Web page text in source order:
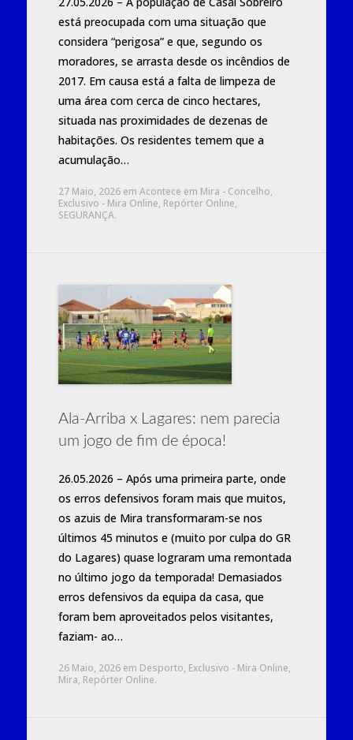
está preocupada com uma situação que
considera “perigosa” e que, segundo os
moradores, se arrasta desde os incêndios de
2017. Em causa está a falta de limpeza de
uma área com cerca de cinco hectares,
situada nas proximidades de dezenas de
habitações. Os residentes temem que a
acumulação…
27 Maio, 2026em Acontece em Mira - Concelho,
Exclusivo - Mira Online, Repórter Online,
SEGURANÇA.
Ala-Arriba x Lagares: nem parecia
um jogo de fim de época!
26.05.2026 – Após uma primeira parte, onde
os erros defensivos foram mais que muitos,
os azuis de Mira transformaram-se nos
últimos 45 minutos e (muito por culpa do GR
do Lagares) quase lograram uma remontada
no último jogo da temporada! Demasiados
erros defensivos da equipa da casa, que
foram bem aproveitados pelos visitantes,
faziam- ao…
26 Maio, 2026em Desporto, Exclusivo - Mira Online,
Mira, Repórter Online.